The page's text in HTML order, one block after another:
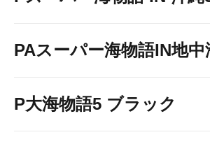
PAスーパー海物語IN地中
P大海物語5 ブラック